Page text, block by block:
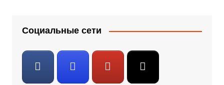
Социальные сети